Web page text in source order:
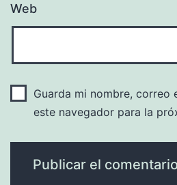
Web
Guarda mi nombre, correo
este navegador para la